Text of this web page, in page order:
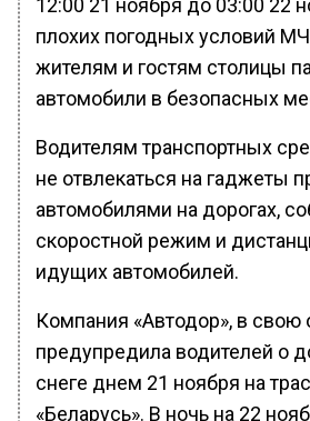
12:00 21 ноября до 03:00 22
плохих погодных условий
жителям и гостям столицы
автомобили в безопасных
Водителям транспортных
не отвлекаться на гаджеты
автомобилями на дорогах,
скоростной режим и
идущих автомобилей.
Компания «Автодор», в свою
предупредила водителей о
снеге днем 21 ноября на
«Беларусь». В ночь на 22